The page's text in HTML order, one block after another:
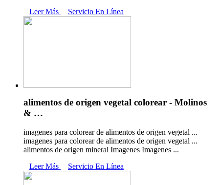
Leer Más
Servicio En Línea
alimentos de origen vegetal colorear - Molinos
& …
imagenes para colorear de alimentos de origen vegetal ...
imagenes para colorear de alimentos de origen vegetal ...
alimentos de origen mineral Imagenes Imagenes ...
Leer Más
Servicio En Línea